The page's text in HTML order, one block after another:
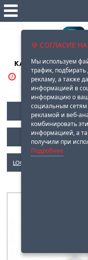
Клеи, герметики,
ВРЕМЯ РАБОТЫ:
С 10-00 до 18-00
LOCTITE
🍪 СОГЛАСИЕ
Мы используем
трафик,
рекламу, а также
информацией в
информацию о
социальным
рекламой и веб-
комбинировать
информацией, а
получили при
Подробнее